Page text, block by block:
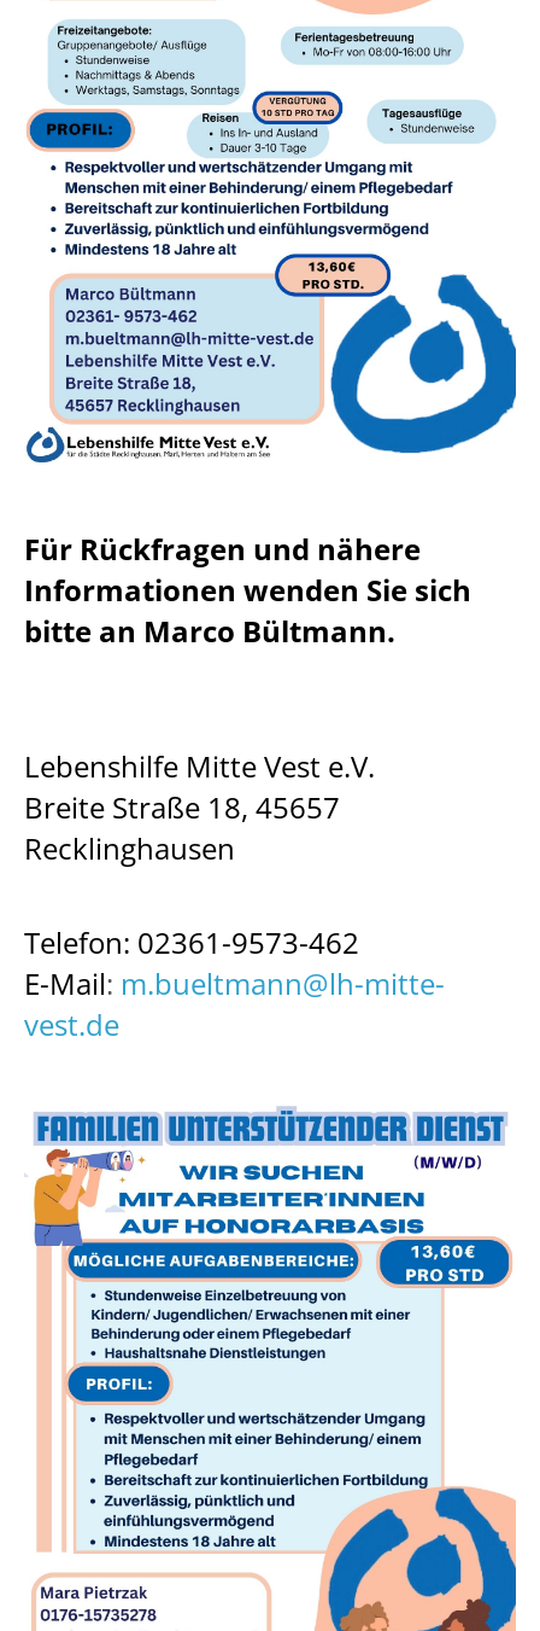
Für Rückfragen und nähere
Informationen wenden Sie sich
bitte an Marco Bültmann.
Lebenshilfe Mitte Vest e.V.
Breite Straße 18, 45657
Recklinghausen
Telefon: 02361-9573-462
E-Mail: m.bueltmann@lh-mitte-
vest.de